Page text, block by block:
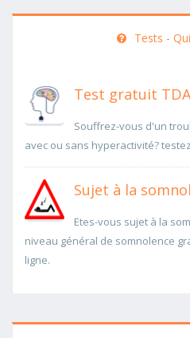
Tests -
Test gratuit
Souffrez-vous d'un
avec ou sans hyperactivité?
Sujet à la
Etes-vous sujet à la
niveau général de somnolence
ligne.